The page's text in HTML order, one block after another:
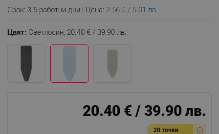
Срок: 3-5 работни дни | Цена: 2.56 € / 5.01 лв.
Цвят: Светлосин, 20.40 € / 39.90 лв.
20.40 € / 39.90 лв.
20 точки